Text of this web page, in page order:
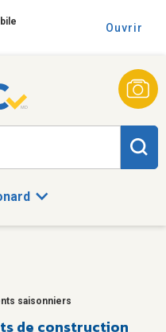
Ouvrir
saisonniers
de construction